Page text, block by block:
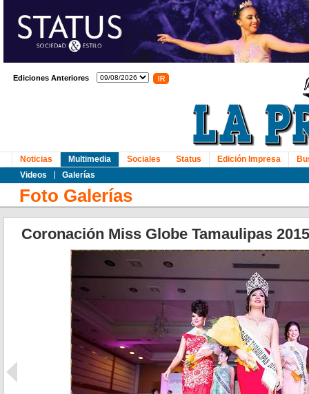
Ediciones Anteriores
Noticias
Multimedia
Videos
Galerías
Sociales Status Edición Impresa
Foto Galerías
Coronación Miss Globe Tamaulipas 2015